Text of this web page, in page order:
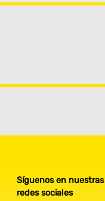
Síguenos en nuestras
redes sociales